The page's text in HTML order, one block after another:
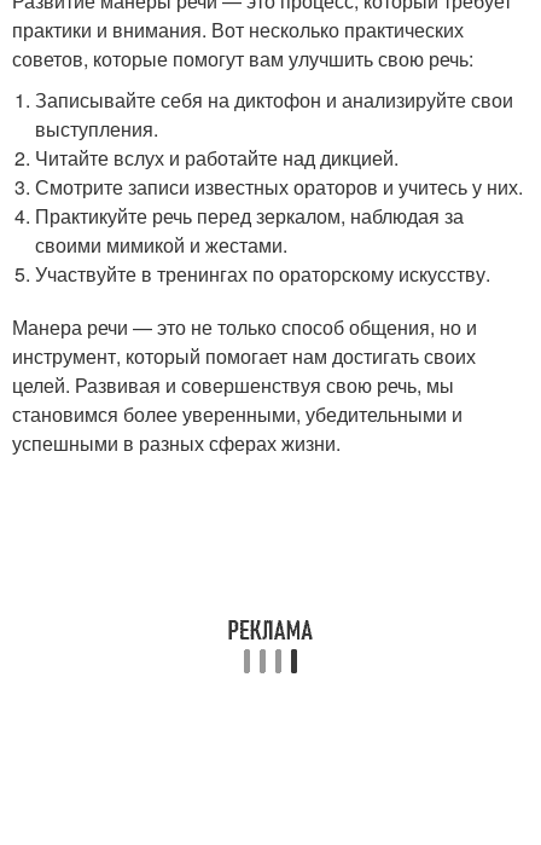
практики и внимания. Вот несколько практических
советов, которые помогут вам улучшить свою речь:
Записывайте себя на диктофон и анализируйте свои
выступления.
Читайте вслух и работайте над дикцией.
Смотрите записи известных ораторов и учитесь у них.
Практикуйте речь перед зеркалом, наблюдая за
своими мимикой и жестами.
Участвуйте в тренингах по ораторскому искусству.
Манера речи — это не только способ общения, но и
инструмент, который помогает нам достигать своих
целей. Развивая и совершенствуя свою речь, мы
становимся более уверенными, убедительными и
успешными в разных сферах жизни.